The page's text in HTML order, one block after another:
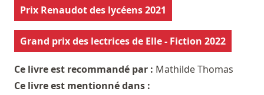
Prix Renaudot des lycéens 2021
Grand prix des lectrices de Elle - Fiction 2022
Ce livre est recommandé par : Mathilde Thomas
Ce livre est mentionné dans :